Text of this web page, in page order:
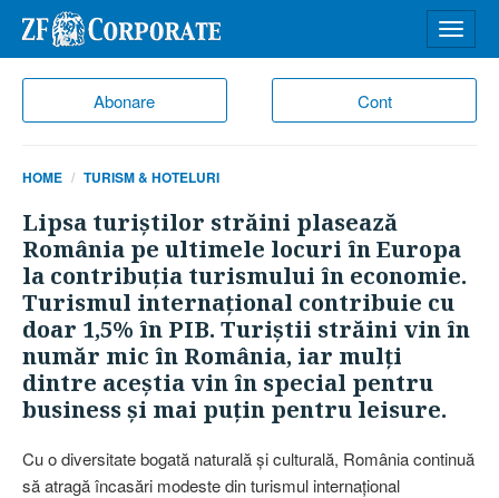
Abonare Cont
meniu
HOME TURISM & HOTELURI
Lipsa turiştilor străini plasează
România pe ultimele locuri în Europa
la contribuţia turismului în economie.
Turismul internaţional contribuie cu
doar 1,5% în PIB. Turiştii străini vin în
număr mic în România, iar mulţi
dintre aceştia vin în special pentru
business şi mai puţin pentru leisure.
Cu o diversitate bogată naturală şi culturală, România continuă
să atragă încasări modeste din turismul internaţional